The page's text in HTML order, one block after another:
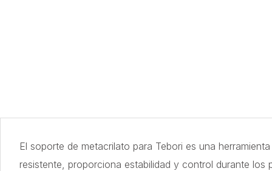
El soporte de metacrilato para Tebori es una
resistente, proporciona estabilidad y control durante